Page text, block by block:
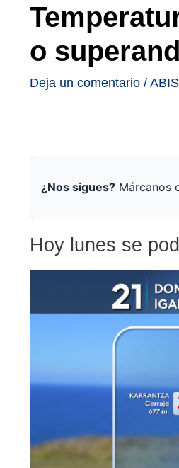
o
Deja un comentario /
¿Nos sigues? Márcanos
Hoy lunes se